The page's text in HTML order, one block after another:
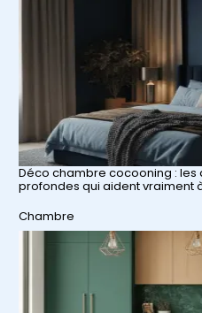
Déco chambre cocooning :
profondes qui aident vraiment
Par rapport à
Chambre